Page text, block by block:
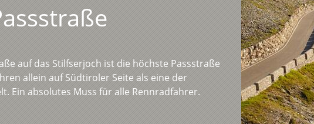
auf das Stilfserjoch ist die höchste Passstraße
allein auf Südtiroler Seite als eine der
Ein absolutes Muss für alle Rennradfahrer.